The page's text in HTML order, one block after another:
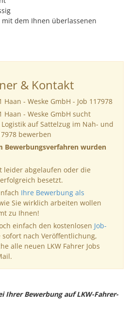
mit dem Ihnen überlassenen
& Kontakt
- Weske GmbH - Job 117978
Haan - Weske GmbH sucht
auf Sattelzug im Nah- und
bewerben
Bewerbungsverfahren wurden
leider abgelaufen oder die
besetzt.
Ihre Bewerbung als
Sie wirklich arbeiten wollen
zu Ihnen!
einfach den kostenlosen Job-
nach Veröffentlichung,
alle neuen LKW Fahrer Jobs
Ihrer Bewerbung auf LKW-Fahrer-